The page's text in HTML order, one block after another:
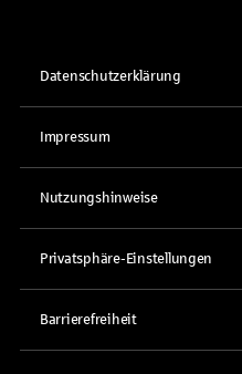
Datenschutzerklärung
Impressum
Nutzungshinweise
Privatsphäre-Einstellungen
Barrierefreiheit